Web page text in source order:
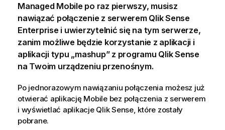
Managed Mobilepo raz pierwszy, musisz
nawiązać połączenie z serwerem Qlik Sense
Enterprisei uwierzytelnić się na tym serwerze,
zanim możliwe będzie korzystanie z aplikacji i
aplikacji typu „mashup” z programu Qlik Sense
na Twoim urządzeniu przenośnym.
Po jednorazowym nawiązaniu połączenia możesz już
otwierać aplikację Mobile bez połączenia z serwerem
i wyświetlać aplikacje Qlik Sense, które zostały
pobrane.